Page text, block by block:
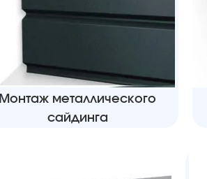
Монтаж металлического
сайдинга